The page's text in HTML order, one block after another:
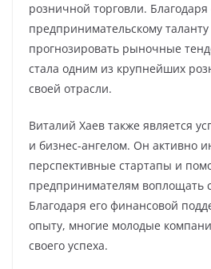
розничной торговли. Благодаря
предпринимательскому
прогнозировать рыночные
стала одним из крупнейших
своей отрасли.
Виталий Хаев также является
и бизнес-ангелом. Он активно
перспективные стартапы и
предпринимателям воплощать
Благодаря его финансовой
опыту, многие молодые
своего успеха.